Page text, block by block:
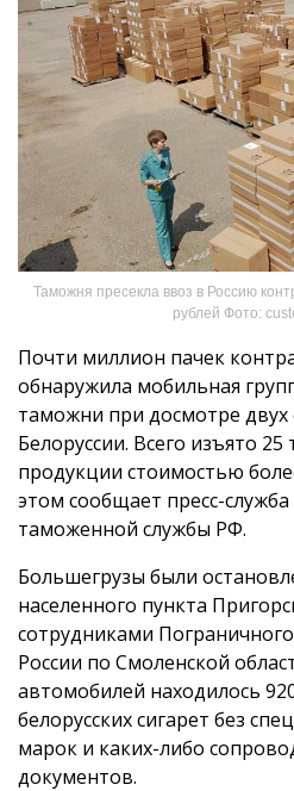
Таможня пресекла ввоз в Россию
рублей Фото:
Почти миллион пачек
обнаружила мобильная
таможни при досмотре
Белоруссии. Всего изъято
продукции стоимостью
этом сообщает пресс-
таможенной службы РФ.
Большегрузы были
населенного пункта
сотрудниками
России по Смоленской
автомобилей находилось
белорусских сигарет без
марок и каких-либо
документов.